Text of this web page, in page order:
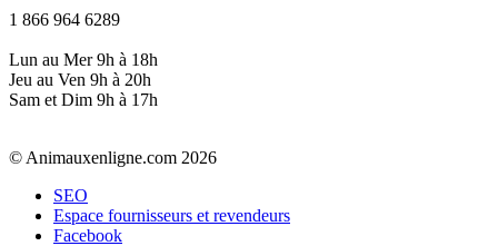
1 866 964 6289
Lun au Mer 9h à 18h
Jeu au Ven 9h à 20h
Sam et Dim 9h à 17h
© Animauxenligne.com 2026
SEO
Espace fournisseurs et revendeurs
Facebook